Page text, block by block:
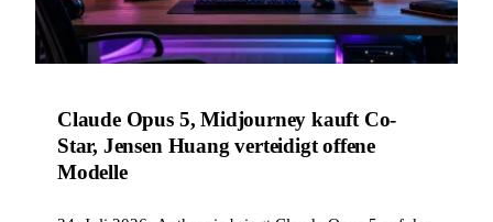
Claude Opus 5, Midjourney kauft Co-
Star, Jensen Huang verteidigt offene
Modelle